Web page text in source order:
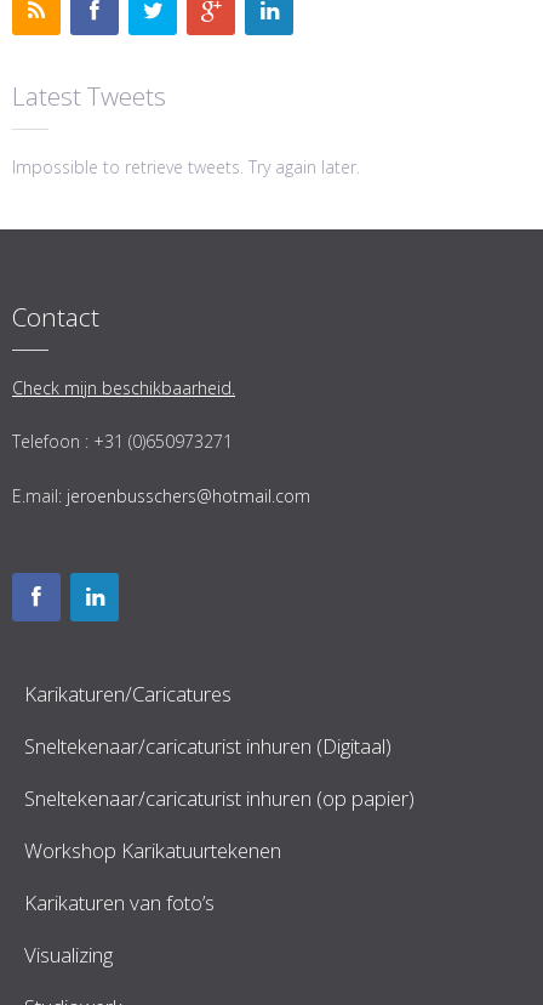
Latest Tweets
Impossible to retrieve tweets. Try again later.
Contact
Check mijn beschikbaarheid.
Telefoon : +31 (0)650973271
E.mail: jeroenbusschers@hotmail.com
Karikaturen/Caricatures
Sneltekenaar/caricaturist inhuren (Digitaal)
Sneltekenaar/caricaturist inhuren (op papier)
Workshop Karikatuurtekenen
Karikaturen van foto’s
Visualizing